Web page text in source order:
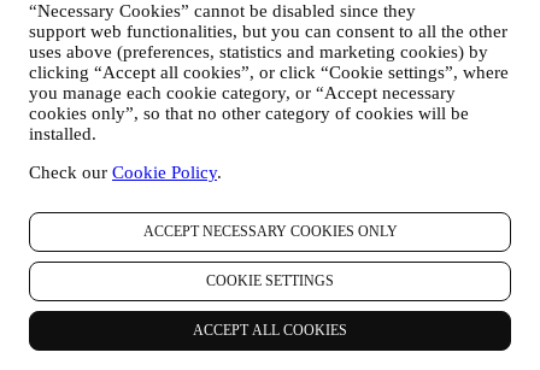
“Necessary Cookies” cannot be disabled since they
support web functionalities, but you can consent to all the other
uses above (preferences, statistics and marketing cookies) by
clicking “Accept all cookies”, or click “Cookie settings”, where
you manage each cookie category, or “Accept necessary
cookies only”, so that no other category of cookies will be
installed.
Check our Cookie Policy.
ACCEPT NECESSARY COOKIES ONLY
COOKIE SETTINGS
ACCEPT ALL COOKIES
3. WAAROM VERZAMELEN WIJ DEZE GEGEVENS?
Wij kunnen uw gegevens verwerken voor de volgende doeleinden:
VOOR ONZE WETTELIJKE VERPLICHTINGEN
Mogelijk moeten we bepaalde gegevens over u verwerken om
te voldoen aan onze wettelijke verplichtingen en andere
verplichtingen die voortvloeien uit instructies van de overheid.
OM EEN LE CREUSET-ACCOUNT AAN TE MAKEN
We zullen uw gegevens gebruiken om een Le Creuset-
voordelen voor geregistreerde gebruikers, om beter te kunnen
genieten van onze diensten, zoals sneller afrekenen, meerdere
verzendadressen opslaan, bestellingen bekijken en volgen.
Elke verwerkingsactiviteit is vereist om ons in staat te stellen
deze diensten aan u als Le Creuset-accounthouder te leveren.
OM UW BESTELLINGEN TE BEHEREN EN OM ONZE